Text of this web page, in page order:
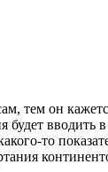
тем он
будет
то